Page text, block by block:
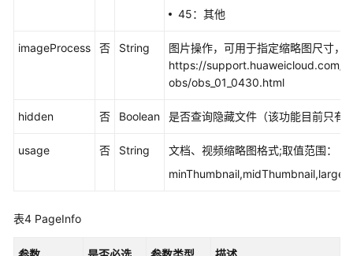
化
45：其他
imageProcess 否 String
图片操作，可用于指定缩略图尺寸，
https://support.huaweicloud.com/
obs/obs_01_0430.html
hidden 否 Boolean 是否查询隐藏文件（该功能目前只有
usage 否 String
文档、视频缩略图格式;取值范围：
表4 PageInfo